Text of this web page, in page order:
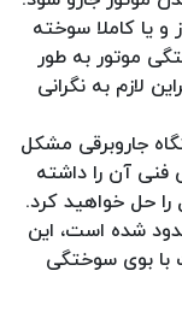
و یا کاملا سوخته
موتور به طور
لازم به نگرانی
جاروبرقی مشکل
فنی آن را داشته
حل خواهید کرد.
شده است، این
با بوی سوختگی